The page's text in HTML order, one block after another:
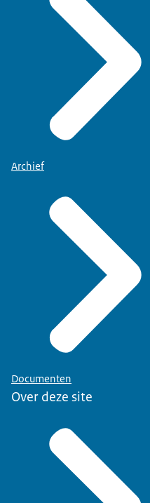
Archief
Documenten
Over deze site